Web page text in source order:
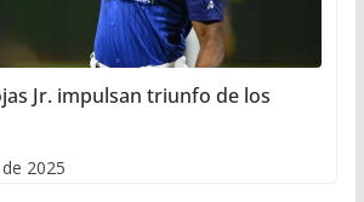
Jr. impulsan triunfo de los
2025